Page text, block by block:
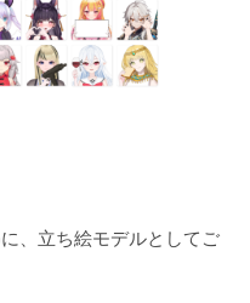
、立ち絵モデルとしてご